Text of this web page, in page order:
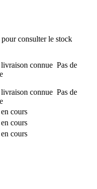
consulter le stock
livraison connue Pas de
livraison connue Pas de
cours
cours
cours